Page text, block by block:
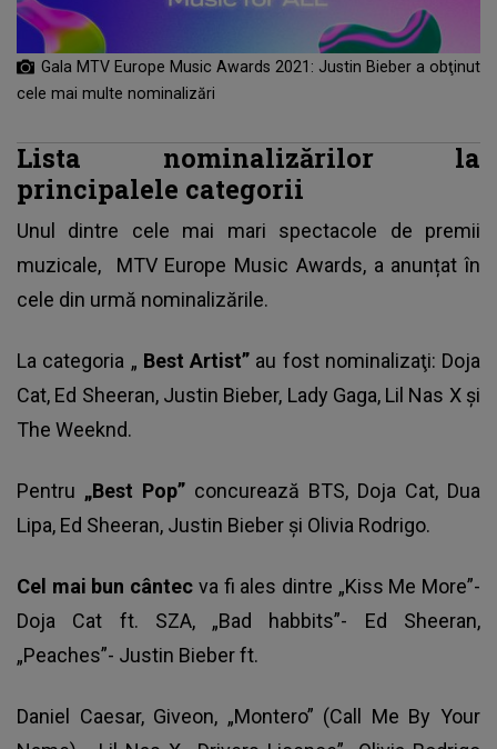
Gala MTV Europe Music Awards 2021: Justin Bieber a obţinut
cele mai multe nominalizări
Lista nominalizărilor la
principalele categorii
Unul dintre cele mai mari spectacole de premii
muzicale, MTV Europe Music Awards, a anunțat în
cele din urmă nominalizările.
La categoria „ Best Artist” au fost nominalizaţi: Doja
Cat, Ed Sheeran, Justin Bieber, Lady Gaga, Lil Nas X şi
The Weeknd.
Pentru „Best Pop” concurează BTS, Doja Cat, Dua
Lipa, Ed Sheeran, Justin Bieber şi Olivia Rodrigo.
Cel mai bun cântec va fi ales dintre „Kiss Me More”-
Doja Cat ft. SZA, „Bad habbits”- Ed Sheeran,
„Peaches”- Justin Bieber ft.
Daniel Caesar, Giveon, „Montero” (Call Me By Your